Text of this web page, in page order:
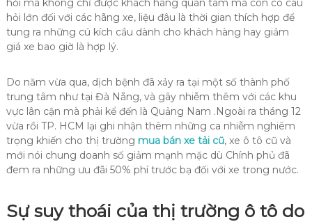
hỏi mà không chỉ được khách hàng quan tâm mà còn có câu
hỏi lớn đối với các hãng xe, liệu đâu là thời gian thích hợp để
tung ra những cú kích cầu dành cho khách hàng hay giảm
giá xe bao giờ là hợp lý.
Do năm vừa qua, dịch bệnh đã xảy ra tại một số thành phố
trung tâm như tại Đà Nẵng, và gây nhiễm thêm với các khu
vực lân cận mà phải kể đến là Quảng Nam .Ngoài ra tháng 12
vừa rồi TP. HCM lại ghi nhận thêm những ca nhiễm nghiêm
trọng khiến cho thị trường mua bán xe tải cũ, xe ô tô cũ và
mới nói chung doanh số giảm mạnh mặc dù Chính phủ đã
đem ra những ưu đãi 50% phí trước bạ đối với xe trong nước.
Sự suy thoái của thị trường ô tô do